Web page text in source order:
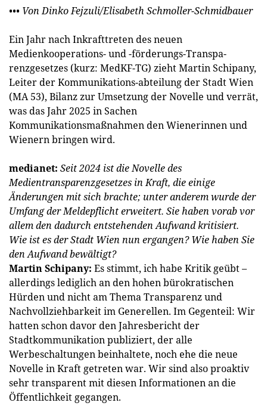
••• Von Dinko Fejzuli/Elisabeth Schmoller-Schmidbauer
Ein Jahr nach Inkrafttreten des neuen
Medienkooperations- und -förderungs-Transpa-
renzgesetzes (kurz: MedKF-TG) zieht Martin Schipany,
Leiter der Kommunikations-abteilung der Stadt Wien
(MA 53), Bilanz zur Umsetzung der Novelle und verrät,
was das Jahr 2025 in Sachen
Kommunikationsmaßnahmen den Wienerinnen und
Wienern bringen wird.
medianet: Seit 2024 ist die Novelle des
Medientransparenzgesetzes in Kraft, die einige
Änderungen mit sich brachte; unter anderem wurde der
Umfang der Meldepflicht erweitert. Sie haben vorab vor
allem den dadurch entstehenden Aufwand kritisiert.
Wie ist es der Stadt Wien nun ergangen? Wie haben Sie
den Aufwand bewältigt?
Martin Schipany: Es stimmt, ich habe Kritik geübt –
allerdings lediglich an den hohen bürokratischen
Hürden und nicht am Thema Transparenz und
Nachvollziehbarkeit im Generellen. Im Gegenteil: Wir
hatten schon davor den Jahresbericht der
Stadtkommunikation publiziert, der alle
Werbeschaltungen beinhaltete, noch ehe die neue
Novelle in Kraft getreten war. Wir sind also proaktiv
sehr transparent mit diesen Informationen an die
Öffentlichkeit gegangen.